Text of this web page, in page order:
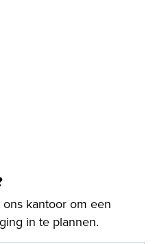
kantoor om een
in te plannen.